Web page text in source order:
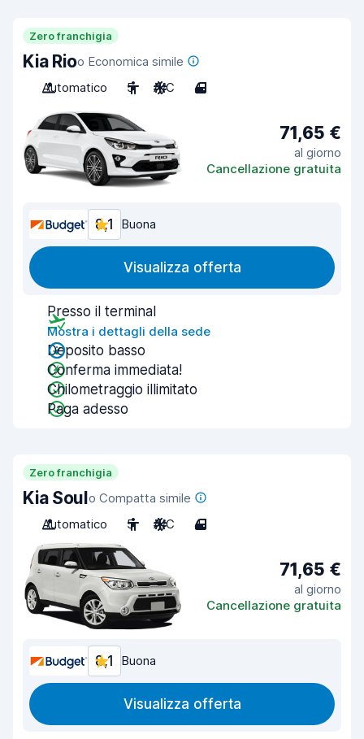
Zero franchigia
Kia Rioo Economica simile
Automatico
5 A/C 4
71,65 €
al giorno
Cancellazione gratuita
8,1 Buona
Visualizza offerta
Presso il terminal
Mostra i dettagli della sede
Deposito basso
Conferma immediata!
Chilometraggio illimitato
Paga adesso
Zero franchigia
Kia Soulo Compatta simile
Automatico
5 A/C 4
71,65 €
al giorno
Cancellazione gratuita
8,1 Buona
Visualizza offerta